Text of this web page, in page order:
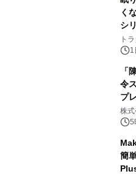
く
シ
ト
1
「
令
プ
株
ンズ
5
簡